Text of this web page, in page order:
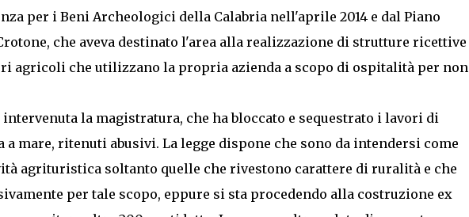
per i Beni Archeologici della Calabria nell'aprile 2014 e dal Piano
che aveva destinato l'area alla realizzazione di strutture ricettive
agricoli che utilizzano la propria azienda a scopo di ospitalità per non
intervenuta la magistratura, che ha bloccato e sequestrato i lavori di
a mare, ritenuti abusivi. La legge dispone che sono da intendersi come
agrituristica soltanto quelle che rivestono carattere di ruralità e che
per tale scopo, eppure si sta procedendo alla costruzione ex